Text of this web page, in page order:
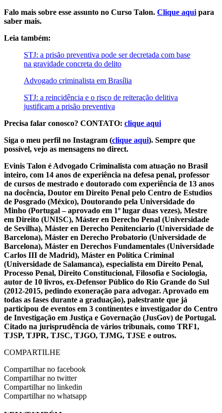
Falo mais sobre esse assunto no Curso Talon. Clique aqui para
saber mais.
Leia também:
STJ: a prisão preventiva pode ser decretada com base
na gravidade concreta do delito
Advogado criminalista em Brasília
STJ: a reincidência e o risco de reiteração delitiva
justificam a prisão preventiva
Precisa falar conosco? CONTATO: clique aqui
Siga o meu perfil no Instagram (clique aqui). Sempre que
possível, vejo as mensagens no direct.
Evinis Talon é Advogado Criminalista com atuação no Brasil
inteiro, com 14 anos de experiência na defesa penal, professor
de cursos de mestrado e doutorado com experiência de 13 anos
na docência, Doutor em Direito Penal pelo Centro de Estudios
de Posgrado (México), Doutorando pela Universidade do
Minho (Portugal – aprovado em 1º lugar duas vezes), Mestre
em Direito (UNISC), Máster en Derecho Penal (Universidade
de Sevilha), Máster en Derecho Penitenciario (Universidade de
Barcelona), Máster en Derecho Probatorio (Universidade de
Barcelona), Máster en Derechos Fundamentales (Universidade
Carlos III de Madrid), Máster en Política Criminal
(Universidade de Salamanca), especialista em Direito Penal,
Processo Penal, Direito Constitucional, Filosofia e Sociologia,
autor de 10 livros, ex-Defensor Público do Rio Grande do Sul
(2012-2015, pedindo exoneração para advogar. Aprovado em
todas as fases durante a graduação), palestrante que já
participou de eventos em 3 continentes e investigador do Centro
de Investigação em Justiça e Governação (JusGov) de Portugal.
Citado na jurisprudência de vários tribunais, como TRF1,
TJSP, TJPR, TJSC, TJGO, TJMG, TJSE e outros.
COMPARTILHE
Compartilhar no facebook
Compartilhar no twitter
Compartilhar no linkedin
Compartilhar no whatsapp